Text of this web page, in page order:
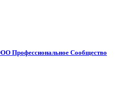
Профессиональное Сообщество